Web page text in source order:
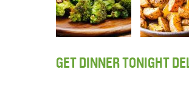
GET DINNER TONIGHT